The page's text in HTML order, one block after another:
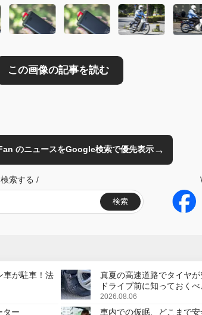
のニュースをGoogle検索で優先表示→
索する /
検索
\
車が駐車！法
真夏の高速道路でタイヤ
ドライブ前に知っておく
2026.08.06
ター
車内での仮眠、どこまで